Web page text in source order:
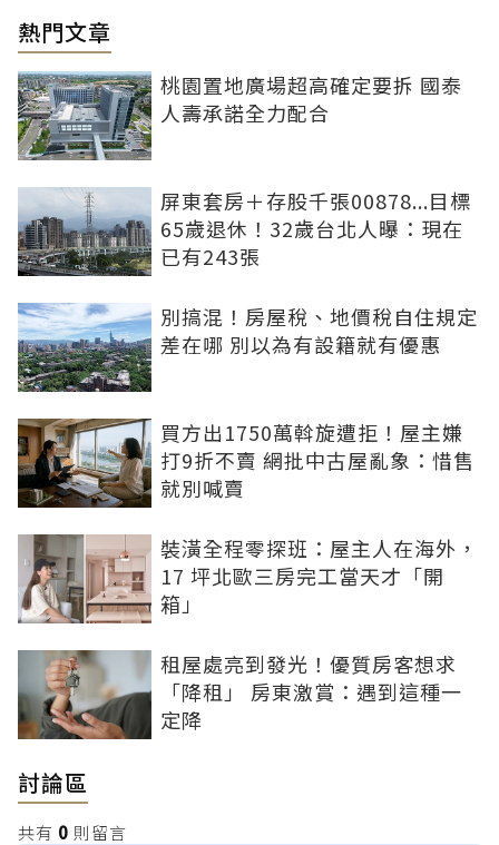
熱門文章
桃園置地廣場超高確定要拆 國泰
人壽承諾全力配合
屏東套房＋存股千張00878...目標
65歲退休！32歲台北人曝：現在
已有243張
別搞混！房屋稅、地價稅自住規定
差在哪 別以為有設籍就有優惠
買方出1750萬斡旋遭拒！屋主嫌
打9折不賣 網批中古屋亂象：惜售
就別喊賣
裝潢全程零探班：屋主人在海外，
17 坪北歐三房完工當天才「開
箱」
租屋處亮到發光！優質房客想求
「降租」 房東激賞：遇到這種一
定降
討論區
共有 0 則留言